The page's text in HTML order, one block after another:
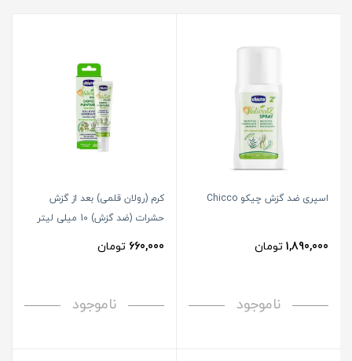
اسپری ضد گزش چیکو Chicco
1,890,000 تومان
ناموجود
کرم (رولان قلمی) بعد از گزش
حشرات (ضد گزش) 10 میلی لیتر
660,000 تومان
ناموجود